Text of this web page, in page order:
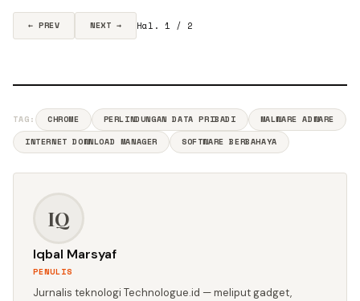
← PREV NEXT → Hal. 1 / 2
TAG: CHROME PERLINDUNGAN DATA PRIBADI
MALWARE ADWARE
INTERNET DOWNLOAD MANAGER
SOFTWARE BERBAHAYA
IQ
Iqbal Marsyaf
PENULIS
Jurnalis teknologi Technologue.id — meliput gadget,